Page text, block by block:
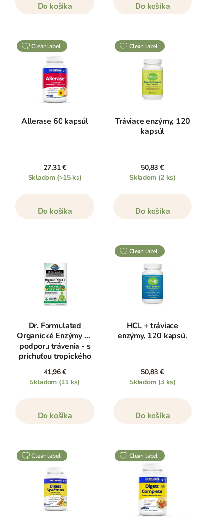
Do košíka Do košíka
clean label
Allerase 60 kapsúl
27,31 €
Skladom (>15 ks)
Do košíka
clean label
Tráviace enzýmy, 120
kapsúl
50,88 €
Skladom (2 ks)
Do košíka
Dr. Formulated
Organické Enzýmy na
podporu trávenia - s
príchuťou tropického
41,96 €
Skladom (11 ks)
Do košíka
clean label
HCL + tráviace
enzýmy, 120 kapsúl
50,88 €
Skladom (3 ks)
Do košíka
clean label clean label